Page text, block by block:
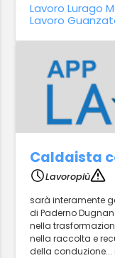
Lavoro Lurago
Lavoro
Caldaista
Lavoropiù
sarà interamente
di Paderno
nella
nella raccolta e
della